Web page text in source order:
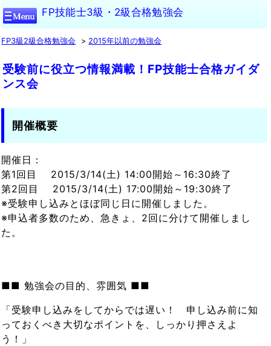
FP技能士3級・2級合格勉強会
FP3級2級合格勉強会 2015年以前の勉強会
受験前に役立つ情報満載！FP技能士合格ガイダ
ンス会
開催概要
開催日：
第1回目 2015/3/14(土) 14:00開始～16:30終了
第2回目 2015/3/14(土) 17:00開始～19:30終了
※受験申し込みとほぼ同じ日に開催しました。
※申込者多数のため、急きょ、2回に分けて開催しまし
た。
■■ 勉強会の目的、雰囲気 ■■
「受験申し込みをしてからでは遅い！ 申し込み前に知
っておくべき大切なポイントを、しっかり押さえよ
う！」